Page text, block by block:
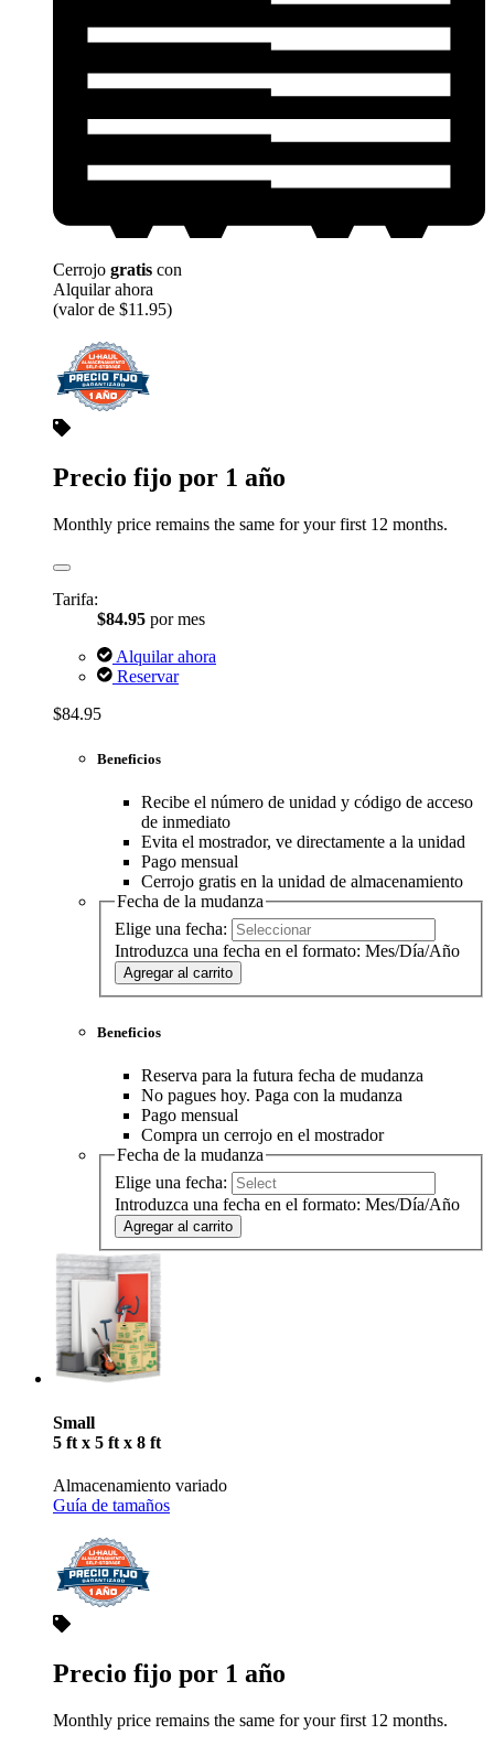
Cerrojo gratis con
Alquilar ahora
(valor de $11.95)
Precio fijo por 1 año
Monthly price remains the same for your first 12 months.
Tarifa:
$84.95 por mes
Alquilar ahora
Reservar
$84.95
Beneficios
Recibe el número de unidad y código de acceso
de inmediato
Evita el mostrador, ve directamente a la unidad
Pago mensual
Cerrojo gratis en la unidad de almacenamiento
Fecha de la mudanza
Elige una fecha:
Introduzca una fecha en el formato: Mes/Día/Año
Agregar al carrito
Beneficios
Reserva para la futura fecha de mudanza
No pagues hoy. Paga con la mudanza
Pago mensual
Compra un cerrojo en el mostrador
Fecha de la mudanza
Elige una fecha:
Introduzca una fecha en el formato: Mes/Día/Año
Agregar al carrito
Small
5 ft x 5 ft x 8 ft
Almacenamiento variado
Guía de tamaños
Precio fijo por 1 año
Monthly price remains the same for your first 12 months.